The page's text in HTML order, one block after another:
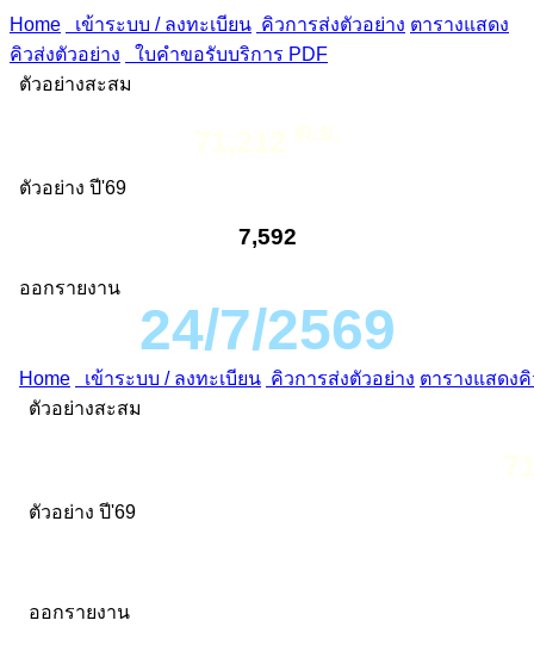
Home เข้าระบบ / ลงทะเบียน คิวการส่งตัวอย่าง ตารางแสดง
คิวส่งตัวอย่าง
ใบคำขอรับบริการ PDF
ตัวอย่างสะสม
ตัวอย่าง ปี'69
7,592
ออกรายงาน
24/7/2569